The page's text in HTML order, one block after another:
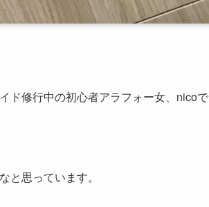
ド修行中の初心者アラフォー女、nicoで
思っています。